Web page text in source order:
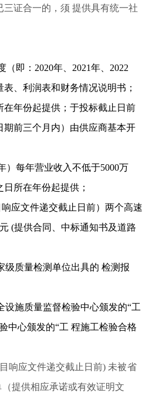
证合一的，须 提供具有统一社
即：2020年、2021年、2022
、利润表和财务情况说明书；
年份起提供；于投标截止日前
前三个月内）由供应商基本开
）每年营业收入不低于5000万
所在年份起提供；
应文件递交截止日前）两个高速
(提供合同、中标通知书及道路
级质量检测单位出具的 检测报
设施质量监督检验中心颁发的“工
中心颁发的“工 程施工检验合格
响应文件递交截止日前) 未被省
（提供相应承诺或有效证明文